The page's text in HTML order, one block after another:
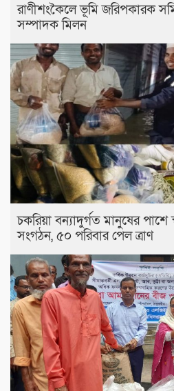
রাণীশংকৈলে ভূমি জরিপকারক
সম্পাদক মিলন
চকরিয়া বন্যাদুর্গত মানুষের পাশে
সংগঠন, ৫০ পরিবার পেল ত্রাণ